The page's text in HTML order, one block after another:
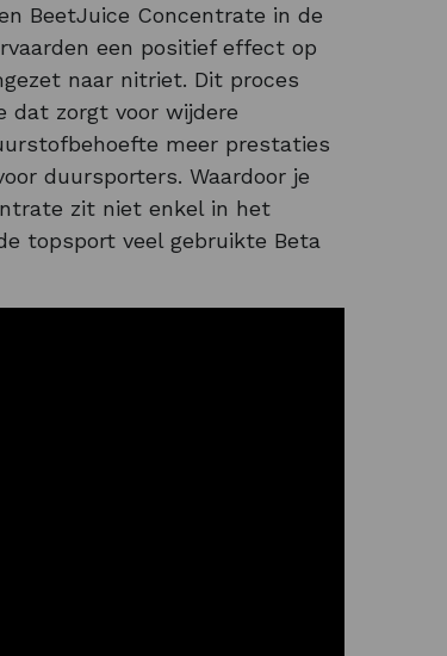
BeetJuice Concentrate in de
een positief effect op
naar nitriet. Dit proces
dat zorgt voor wijdere
meer prestaties
duursporters. Waardoor je
zit niet enkel in het
topsport veel gebruikte Beta